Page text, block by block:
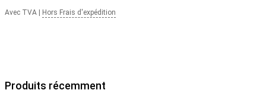
Avec TVA Hors Frais d'expédition
Produits récemment